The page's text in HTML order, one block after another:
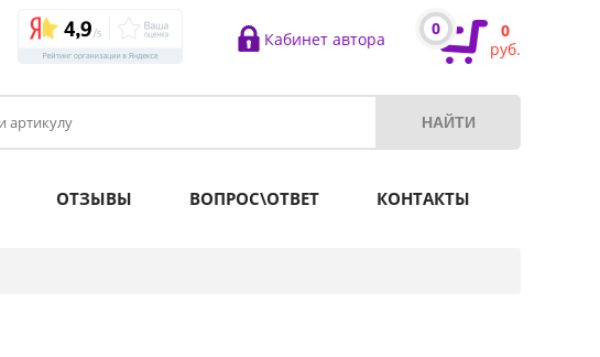
Кабинет автора
0
0
руб.
ОТЗЫВЫ ВОПРОС\ОТВЕТ КОНТАКТЫ